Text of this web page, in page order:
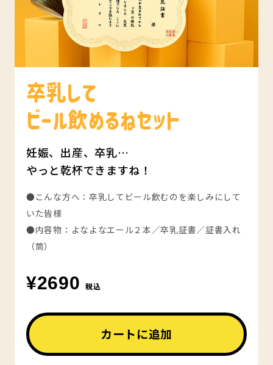
卒乳して
ビール飲めるねセット
妊娠、出産、卒乳…
やっと乾杯できますね！
●こんな方へ：卒乳してビール飲むのを楽しみにして
いた皆様
●内容物：よなよなエール２本／卒乳証書／証書入れ
（筒）
¥2690税込
カートに追加